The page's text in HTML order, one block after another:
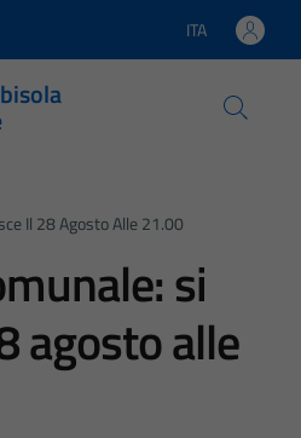
Lingua attiva:
ITA
Il 28 Agosto Alle 21.00
si
agosto alle